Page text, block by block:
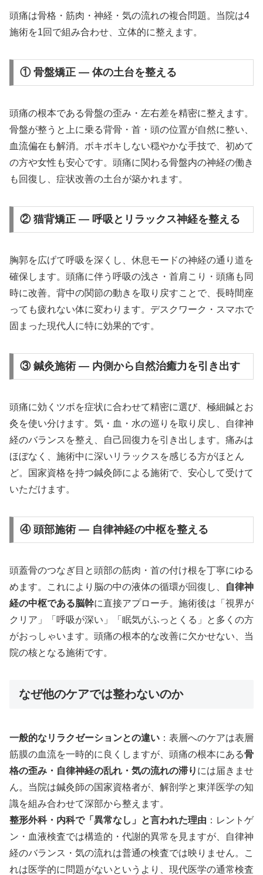
頭痛は骨格・筋肉・神経・気の流れの複合問題。当院は4
施術を1回で組み合わせ、立体的に整えます。
① 骨盤矯正 — 体の土台を整える
頭痛の根本である骨盤の歪み・左右差を精密に整えます。
骨盤が整うと上に乗る背骨・首・頭の位置が自然に整い、
血流偏在も解消。ボキボキしない穏やかな手技で、初めて
の方や女性も安心です。頭痛に関わる骨盤内の神経の働き
も回復し、症状改善の土台が築かれます。
② 猫背矯正 — 呼吸とリラックス神経を整える
胸郭を広げて呼吸を深くし、休息モードの神経の通り道を
確保します。頭痛に伴う呼吸の浅さ・首肩こり・頭痛も同
時に改善。背中の関節の動きを取り戻すことで、長時間座
っても疲れない体に変わります。デスクワーク・スマホで
固まった現代人に特に効果的です。
③ 鍼灸施術 — 内側から自然治癒力を引き出す
頭痛に効くツボを症状に合わせて精密に選び、極細鍼とお
灸を使い分けます。気・血・水の巡りを取り戻し、自律神
経のバランスを整え、自己回復力を引き出します。痛みは
ほぼなく、施術中に深いリラックスを感じる方がほとん
ど。国家資格を持つ鍼灸師による施術で、安心して受けて
いただけます。
④ 頭部施術 — 自律神経の中枢を整える
頭蓋骨のつなぎ目と頭部の筋肉・首の付け根を丁寧にゆる
めます。これにより脳の中の液体の循環が回復し、
自律神
経の中枢である脳幹に直接アプローチ。施術後は「視界が
クリア」「呼吸が深い」「眠気がふっとくる」と多くの方
がおっしゃいます。頭痛の根本的な改善に欠かせない、当
院の核となる施術です。
なぜ他のケアでは整わないのか
一般的なリラクゼーションとの違い ：表層へのケアは表層
筋膜の血流を一時的に良くしますが、頭痛の根本にある骨
格の歪み・自律神経の乱れ・気の流れの滞り には届きませ
ん。当院は鍼灸師の国家資格者が、解剖学と東洋医学の知
識を組み合わせて深部から整えます。
整形外科・内科で「異常なし」と言われた理由 ：レントゲ
ン・血液検査では構造的・代謝的異常を見ますが、自律神
経のバランス・気の流れは普通の検査では映りません。こ
れは医学的に問題がないというより、現代医学の通常検査